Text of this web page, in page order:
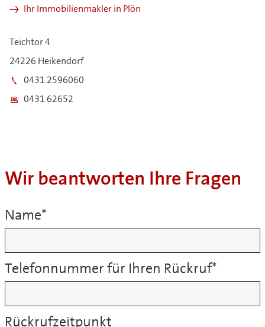
Ihr Immobilienmakler in Plön
Teichtor 4
24226 Heikendorf
0431 2596060
0431 62652
Wir beantworten Ihre Fragen
Name*
Telefonnummer für Ihren Rückruf*
Rückrufzeitpunkt